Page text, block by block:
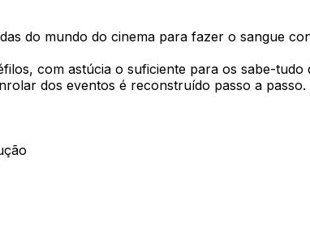
do mundo do cinema para fazer o sangue
com astúcia o suficiente para os sabe-
dos eventos é reconstruído passo a passo.